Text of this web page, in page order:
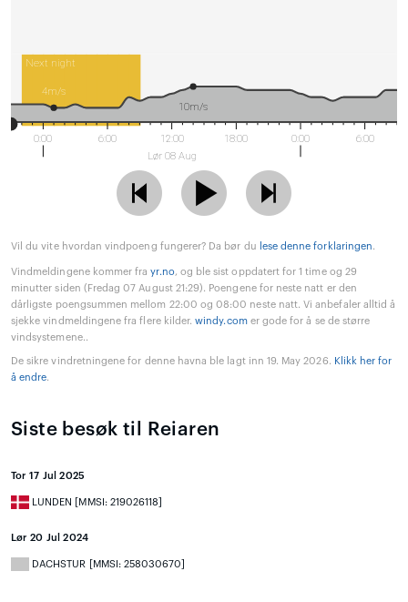
Next night
0:00 6:00
12:00
Lør 08 Aug
18:00 0:00 6:00
10m/s
4m/s
Vil du vite hvordan vindpoeng fungerer? Da bør du lese denne forklaringen.
Vindmeldingene kommer frayr.no, og ble sist oppdatert for 1 time og 29
minutter siden (Fredag 07 August 21:29). Poengene for neste natt er den
dårligste poengsummen mellom 22:00 og 08:00 neste natt. Vi anbefaler alltid å
sjekke vindmeldingene fra flere kilder.windy.comer gode for å se de større
vindsystemene..
De sikre vindretningene for denne havna ble lagt inn 19. May 2026. Klikk her for
å endre.
Siste besøk til Reiaren
Tor 17 Jul 2025
LUNDEN [MMSI: 219026118]
Lør 20 Jul 2024
DACHSTUR [MMSI: 258030670]